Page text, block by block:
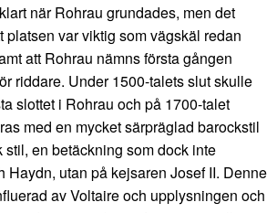
när Rohrau grundades, men det
platsen var viktig som vägskäl redan
att Rohrau nämns första gången
riddare. Under 1500-talets slut skulle
slottet i Rohrau och på 1700-talet
med en mycket särpräglad barockstil
en betäckning som dock inte
Haydn, utan på kejsaren Josef II. Denne
av Voltaire och upplysningen och